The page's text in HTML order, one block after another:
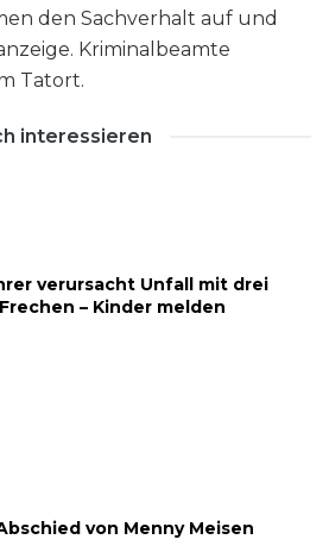
den Sachverhalt auf und
Kriminalbeamte
Tatort.
interessieren
verursacht Unfall mit drei
– Kinder melden
von Menny Meisen